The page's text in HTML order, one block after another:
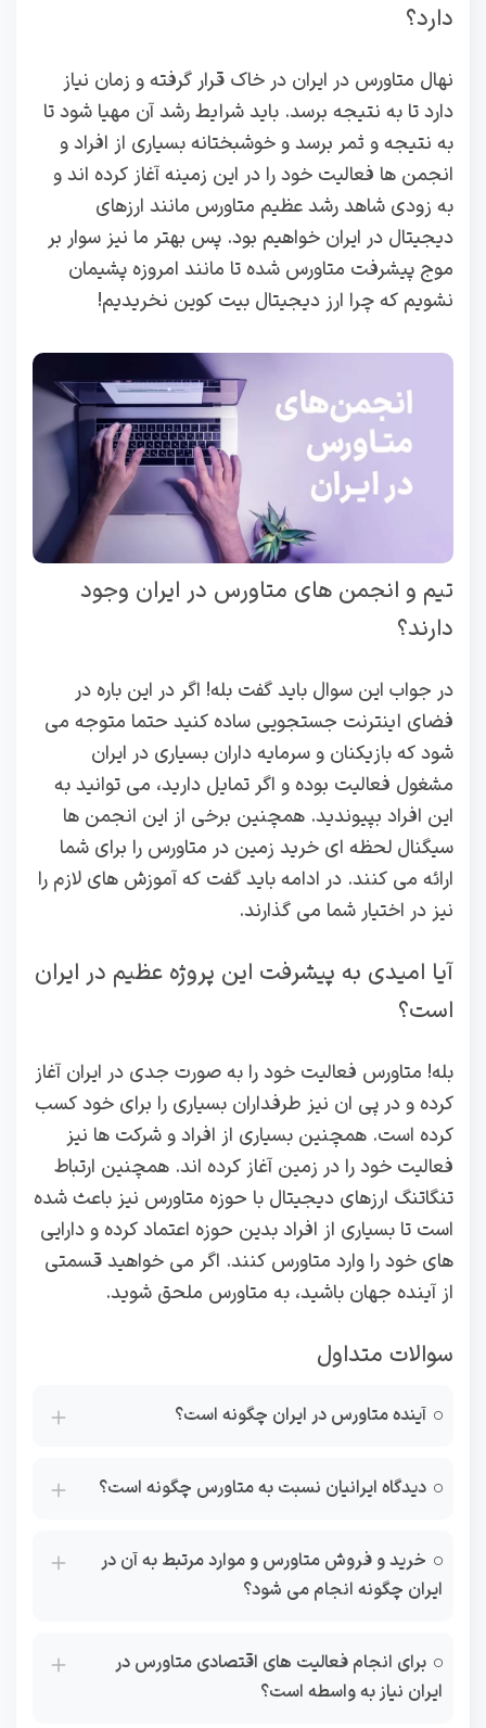
دارد؟
نهال متاورس در ایران در خاک قرار گرفته و زمان نیاز
دارد تا به نتیجه برسد. باید شرایط رشد آن مهیا شود تا
به نتیجه و ثمر برسد و خوشبختانه بسیاری از افراد و
انجمن ها فعالیت خود را در این زمینه آغاز کرده اند و
به زودی شاهد رشد عظیم متاورس مانند ارزهای
دیجیتال در ایران خواهیم بود. پس بهتر ما نیز سوار بر
موج پیشرفت متاورس شده تا مانند امروزه پشیمان
نشویم که چرا ارز دیجیتال بیت کوین نخریدیم!
تیم و انجمن های متاورس در ایران وجود
دارند؟
در جواب این سوال باید گفت بله! اگر در این باره در
فضای اینترنت جستجویی ساده کنید حتما متوجه می
شود که بازیکنان و سرمایه داران بسیاری در ایران
مشغول فعالیت بوده و اگر تمایل دارید، می توانید به
این افراد بپیوندید. همچنین برخی از این انجمن ها
سیگنال لحظه ای خرید زمین در متاورس را برای شما
ارائه می کنند. در ادامه باید گفت که آموزش های لازم را
نیز در اختیار شما می گذارند.
آیا امیدی به پیشرفت این پروژه عظیم در ایران
است؟
بله! متاورس فعالیت خود را به صورت جدی در ایران آغاز
کرده و در پی ان نیز طرفداران بسیاری را برای خود کسب
کرده است. همچنین بسیاری از افراد و شرکت ها نیز
فعالیت خود را در زمین آغاز کرده اند. همچنین ارتباط
تنگاتنگ ارزهای دیجیتال با حوزه متاورس نیز باعث شده
است تا بسیاری از افراد بدین حوزه اعتماد کرده و دارایی
های خود را وارد متاورس کنند. اگر می خواهید قسمتی
از آینده جهان باشید، به متاورس ملحق شوید.
سوالات متداول
آینده متاورس در ایران چگونه است؟
دیدگاه ایرانیان نسبت به متاورس چگونه است؟
خرید و فروش متاورس و موارد مرتبط به آن در
ایران چگونه انجام می شود؟
برای انجام فعالیت های اقتصادی متاورس در
ایران نیاز به واسطه است؟